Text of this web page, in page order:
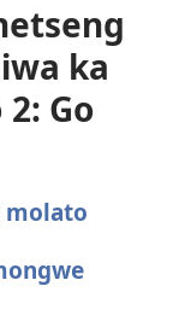
ka
Go
molato